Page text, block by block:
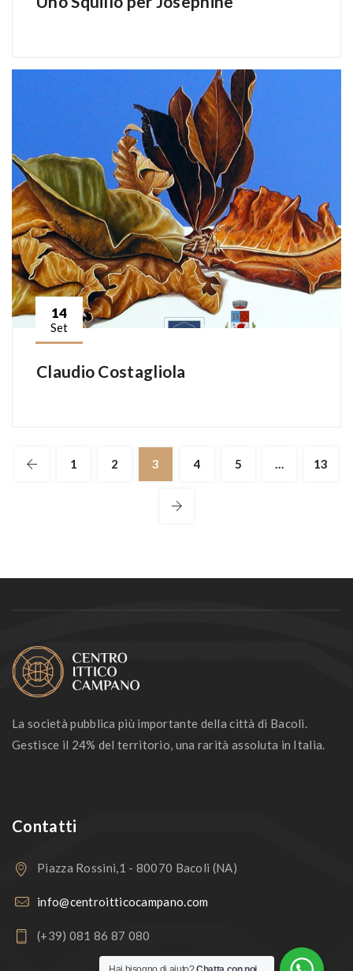
14
Set
Claudio Costagliola
1 2 3 4 5 … 13
La società pubblica più importante della città di Bacoli.
Gestisce il 24% del territorio, una rarità assoluta in Italia.
Contatti
Piazza Rossini,1 - 80070 Bacoli (NA)
info@centroitticocampano.com
(+39) 081 86 87 080